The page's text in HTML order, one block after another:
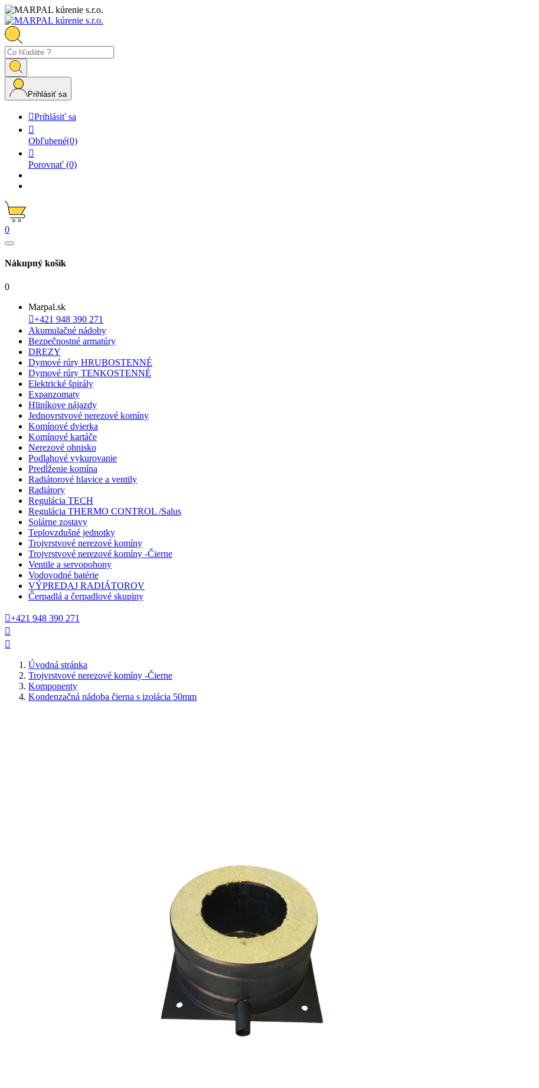
Prihlásiť sa
Prihlásiť sa

Obľubené(0)

Porovnať (0)
0
Nákupný košík
0
Marpal.sk
+421 948 390 271
Akumulačné nádoby
Bezpečnostné armatúry
DREZY
Dymové rúry HRUBOSTENNÉ
Dymové rúry TENKOSTENNÉ
Elektrické špirály
Expanzomaty
Hliníkove nájazdy
Jednovrstvové nerezové komíny
Komínové dvierka
Komínové kartáče
Nerezové ohnisko
Podlahové vykurovanie
Predĺženie komína
Radiátorové hlavice a ventily
Radiátory
Regulácia TECH
Regulácia THERMO CONTROL /Salus
Solárne zostavy
Teplovzdušné jednotky
Trojvrstvové nerezové komíny
Trojvrstvové nerezové komíny -Čierne
Ventile a servopohony
Vodovodné batérie
VÝPREDAJ RADIÁTOROV
Čerpadlá a čerpadlové skupiny
+421 948 390 271


Úvodná stránka
Trojvrstvové nerezové komíny -Čierne
Komponenty
Kondenzačná nádoba čierna s izolácia 50mm